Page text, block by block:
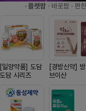
· 플랫팜 · 바로팜 · 편
[일양약품] 도담
도담 시리즈
[경방신약]
브이산